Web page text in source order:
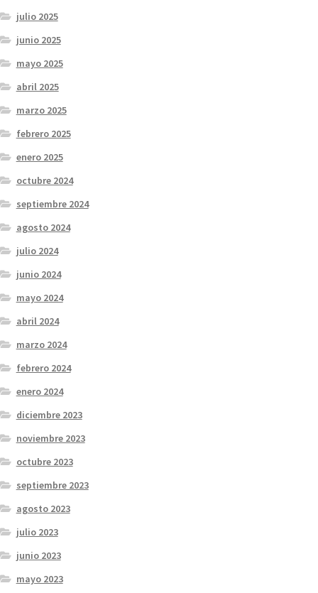
julio 2025
junio 2025
mayo 2025
abril 2025
marzo 2025
febrero 2025
enero 2025
octubre 2024
septiembre 2024
agosto 2024
julio 2024
junio 2024
mayo 2024
abril 2024
marzo 2024
febrero 2024
enero 2024
diciembre 2023
noviembre 2023
octubre 2023
septiembre 2023
agosto 2023
julio 2023
junio 2023
mayo 2023